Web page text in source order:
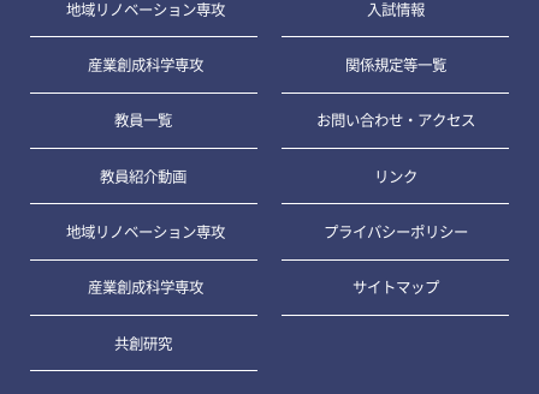
地域リノベーション専攻
産業創成科学専攻
教員一覧
教員紹介動画
地域リノベーション専攻
産業創成科学専攻
共創研究
入試情報
関係規定等一覧
お問い合わせ・アクセス
リンク
プライバシーポリシー
サイトマップ